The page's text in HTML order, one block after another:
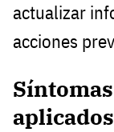
actualizar
acciones